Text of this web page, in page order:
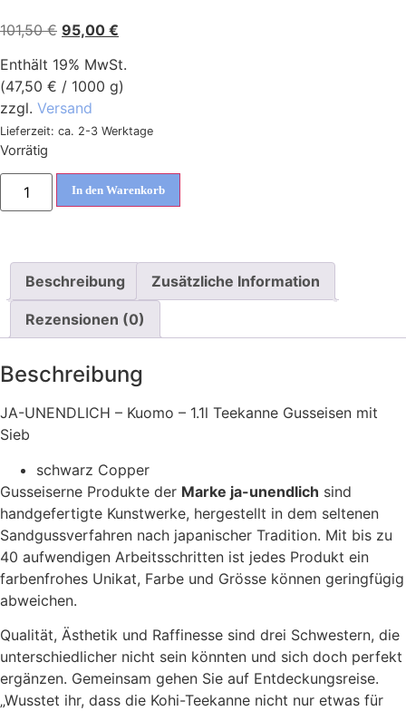
101,50€ 95,00 €
Enthält 19% MwSt.
(47,50 € / 1000 g)
zzgl. Versand
Lieferzeit: ca. 2-3 Werktage
Vorrätig
In den Warenkorb
Beschreibung Zusätzliche Information
Rezensionen (0)
Beschreibung
JA-UNENDLICH – Kuomo – 1.1l Teekanne Gusseisen mit
Sieb
schwarz Copper
Gusseiserne Produkte der Marke ja-unendlich sind
handgefertigte Kunstwerke, hergestellt in dem seltenen
Sandgussverfahren nach japanischer Tradition. Mit bis zu
40 aufwendigen Arbeitsschritten ist jedes Produkt ein
farbenfrohes Unikat, Farbe und Grösse können geringfügig
abweichen.
Qualität, Ästhetik und Raffinesse sind drei Schwestern, die
unterschiedlicher nicht sein könnten und sich doch perfekt
ergänzen. Gemeinsam gehen Sie auf Entdeckungsreise.
„Wusstet ihr, dass die Kohi-Teekanne nicht nur etwas für